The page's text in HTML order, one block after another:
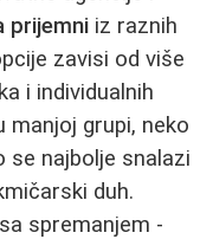
prijemni iz raznih
zavisi od više
i individualnih
manjoj grupi, neko
se najbolje snalazi
duh.
spremanjem -